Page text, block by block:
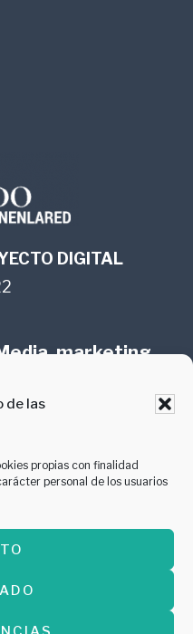
de las
propias con finalidad
personal de los usuarios
DIGITAL
marketing